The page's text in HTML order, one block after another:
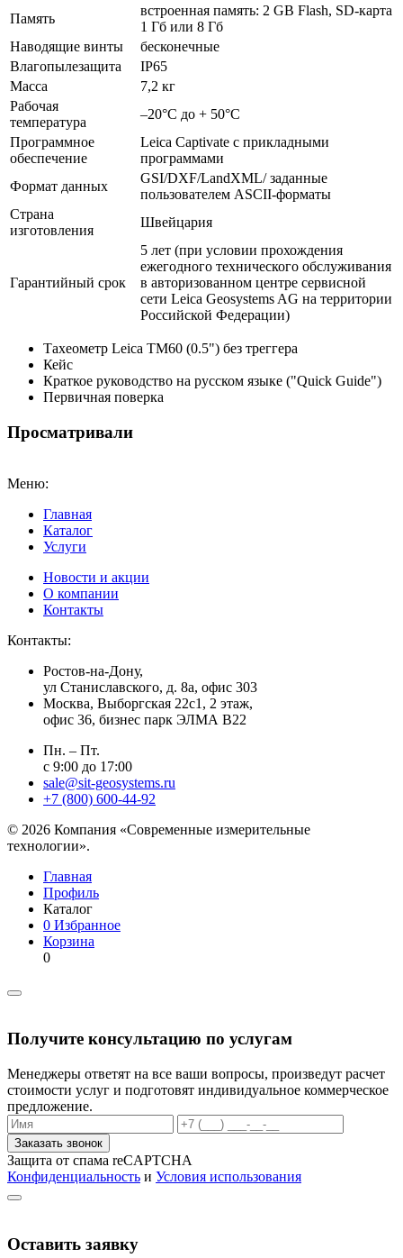
Память
встроенная память: 2 GB Flash, SD-карта
1 Гб или 8 Гб
Наводящие винты
бесконечные
Влагопылезащита
IP65
Масса
7,2 кг
Рабочая
температура
–20°C до + 50°C
Программное
обеспечение
Leica Captivate с прикладными
программами
Формат данных
GSI/DXF/LandXML/ заданные
пользователем ASCII-форматы
Страна
изготовления
Швейцария
Гарантийный срок
5 лет (при условии прохождения
ежегодного технического обслуживания
в авторизованном центре сервисной
сети Leica Geosystems AG на территории
Российской Федерации)
Тахеометр Leica TM60 (0.5") без треггера
Кейс
Краткое руководство на русском языке ("Quick Guide")
Первичная поверка
Просматривали
Меню:
Главная
Каталог
Услуги
Новости и акции
О компании
Контакты
Контакты:
Ростов-на-Дону,
ул Станиславского, д. 8а, офис 303
Москва, Выборгская 22с1, 2 этаж,
офис 36, бизнес парк ЭЛМА В22
Пн. – Пт.
с 9:00 до 17:00
sale@sit-geosystems.ru
+7 (800) 600-44-92
© 2026 Компания «Современные измерительные
технологии».
Главная
Профиль
Каталог
0 Избранное
Корзина
0
Получите консультацию по услугам
Менеджеры ответят на все ваши вопросы, произведут расчет
стоимости услуг и подготовят индивидуальное коммерческое
предложение.
Заказать звонок
Защита от спама reCAPTCHA
Конфиденциальность и Условия использования
Оставить заявку